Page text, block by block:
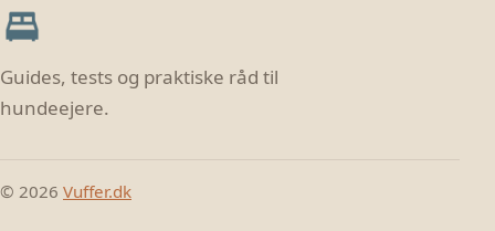
Guides, tests og praktiske råd til
hundeejere.
© 2026 Vuffer.dk